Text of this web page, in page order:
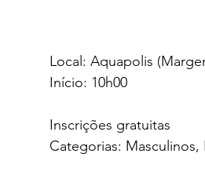
Local: Aquapolis
Início: 10h00
Inscrições gratuitas
Categorias: